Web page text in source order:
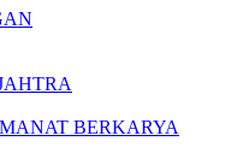
BERKARYA